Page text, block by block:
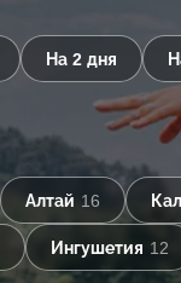
На 2 дня
Алтай 16
Ингушетия 12